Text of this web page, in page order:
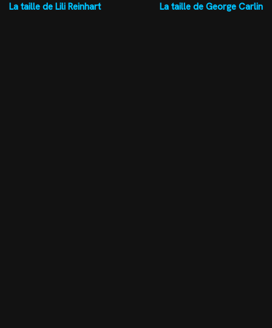
La taille de Lili Reinhart La taille de George Carlin